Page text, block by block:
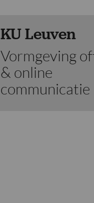
KU Leuven
Vormgeving
& online
communicatie